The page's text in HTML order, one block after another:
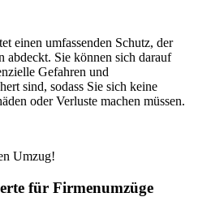
einen umfassenden Schutz, der
abdeckt. Sie können sich darauf
Gefahren und
sind, sodass Sie sich keine
oder Verluste machen müssen.
Umzug!
für Firmenumzüge